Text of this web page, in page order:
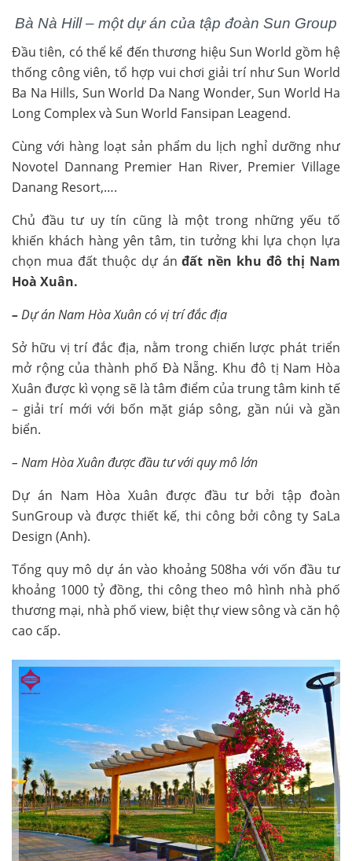
Bà Nà Hill – một dự án của tập đoàn Sun Group
Đầu tiên, có thể kể đến thương hiệu Sun World gồm hệ
thống công viên, tổ hợp vui chơi giải trí như Sun World
Ba Na Hills, Sun World Da Nang Wonder, Sun World Ha
Long Complex và Sun World Fansipan Leagend.
Cùng với hàng loạt sản phẩm du lịch nghỉ dưỡng như
Novotel Dannang Premier Han River, Premier Village
Danang Resort,….
Chủ đầu tư uy tín cũng là một trong những yếu tố
khiến khách hàng yên tâm, tin tưởng khi lựa chọn lựa
chọn mua đất thuộc dự ánđất nền khu đô thị Nam
Hoà Xuân.
–Dự án Nam Hòa Xuân có vị trí đắc địa
Sở hữu vị trí đắc địa, nằm trong chiến lược phát triển
mở rộng của thành phố Đà Nẵng. Khu đô tị Nam Hòa
Xuân được kì vọng sẽ là tâm điểm của trung tâm kinh tế
– giải trí mới với bốn mặt giáp sông, gần núi và gần
biển.
– Nam Hòa Xuân được đầu tư với quy mô lớn
Dự án Nam Hòa Xuân được đầu tư bởi tập đoàn
SunGroup và được thiết kế, thi công bởi công ty SaLa
Design (Anh).
Tổng quy mô dự án vào khoảng 508ha với vốn đầu tư
khoảng 1000 tỷ đồng, thi công theo mô hình nhà phố
thương mại, nhà phố view, biệt thự view sông và căn hộ
cao cấp.